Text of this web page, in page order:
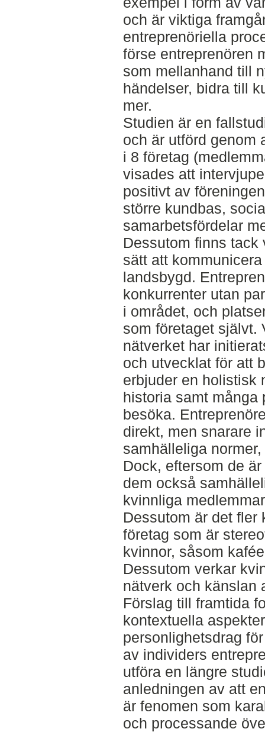
och är viktiga
entreprenöriella
förse entreprenören
som mellanhand till
händelser, bidra till
mer.
Studien är en
och är utförd genom
i 8 företag
visades att
positivt av
större kundbas,
samarbetsfördelar
Dessutom finns tack
sätt att
landsbygd.
konkurrenter utan
i området, och
som företaget självt.
nätverket har
och utvecklat för att
erbjuder en holistisk
historia samt många
besöka.
direkt, men snarare
samhälleliga
Dock, eftersom de
dem också
kvinnliga
Dessutom är det fler
företag som är
kvinnor, såsom
Dessutom verkar
nätverk och känslan
Förslag till framtida
kontextuella
personlighetsdrag
av individers
utföra en längre
anledningen av att
är fenomen som
och processande